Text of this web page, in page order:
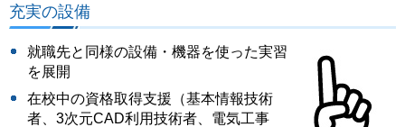
充実の設備
就職先と同様の設備・機器を使った実習
を展開
在校中の資格取得支援（基本情報技術
者、3次元CAD利用技術者、電気工事